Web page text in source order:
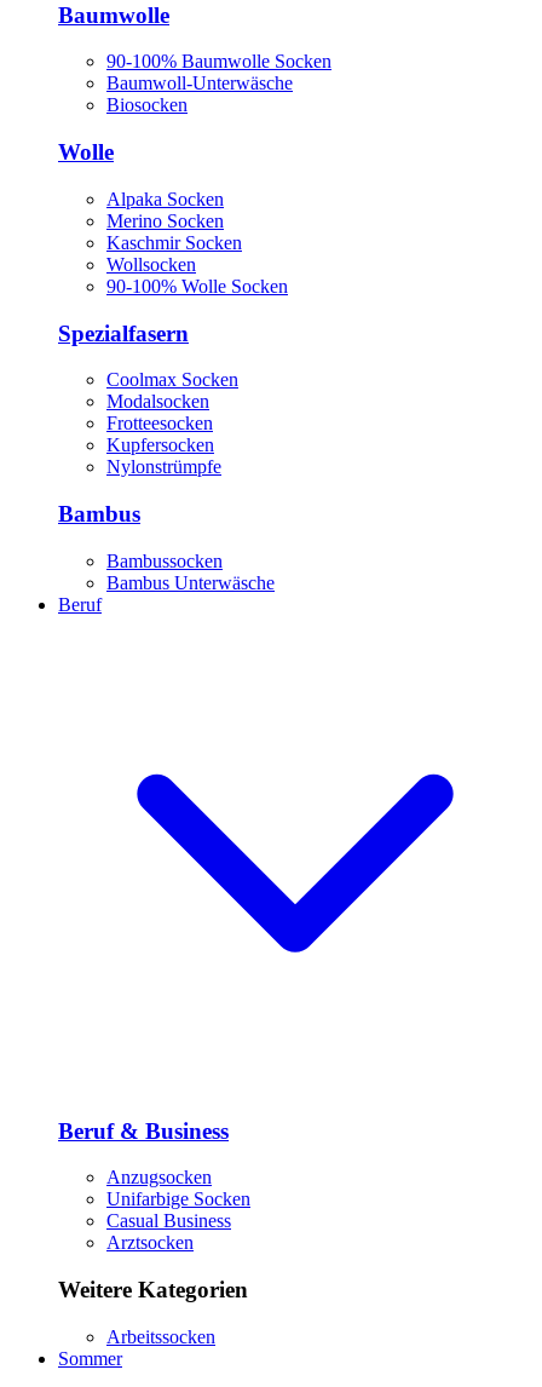
Baumwolle
90-100% Baumwolle Socken
Baumwoll-Unterwäsche
Biosocken
Wolle
Alpaka Socken
Merino Socken
Kaschmir Socken
Wollsocken
90-100% Wolle Socken
Spezialfasern
Coolmax Socken
Modalsocken
Frotteesocken
Kupfersocken
Nylonstrümpfe
Bambus
Bambussocken
Bambus Unterwäsche
Beruf
Beruf & Business
Anzugsocken
Unifarbige Socken
Casual Business
Arztsocken
Weitere Kategorien
Arbeitssocken
Sommer